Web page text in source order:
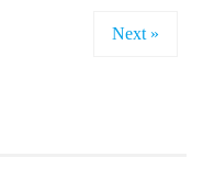
Next »